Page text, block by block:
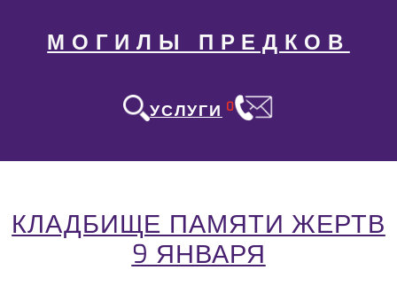
МОГИЛЫ ПРЕДКОВ
УСЛУГИ 0
КЛАДБИЩЕ ПАМЯТИ ЖЕРТВ
9 ЯНВАРЯ